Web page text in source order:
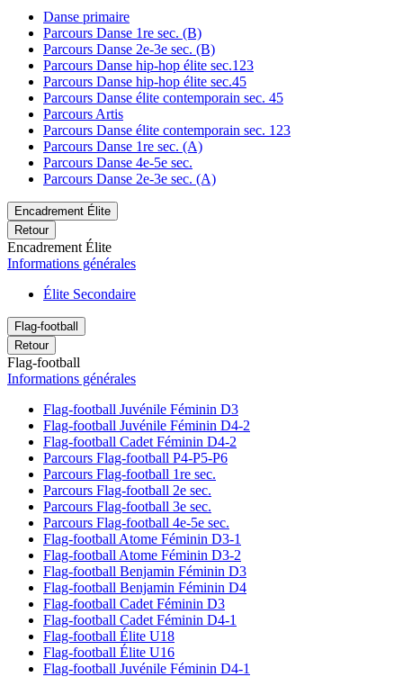
Danse primaire
Parcours Danse 1re sec. (B)
Parcours Danse 2e-3e sec. (B)
Parcours Danse hip-hop élite sec.123
Parcours Danse hip-hop élite sec.45
Parcours Danse élite contemporain sec. 45
Parcours Artis
Parcours Danse élite contemporain sec. 123
Parcours Danse 1re sec. (A)
Parcours Danse 4e-5e sec.
Parcours Danse 2e-3e sec. (A)
Encadrement Élite
Retour
Encadrement Élite
Informations générales
Élite Secondaire
Flag-football
Retour
Flag-football
Informations générales
Flag-football Juvénile Féminin D3
Flag-football Juvénile Féminin D4-2
Flag-football Cadet Féminin D4-2
Parcours Flag-football P4-P5-P6
Parcours Flag-football 1re sec.
Parcours Flag-football 2e sec.
Parcours Flag-football 3e sec.
Parcours Flag-football 4e-5e sec.
Flag-football Atome Féminin D3-1
Flag-football Atome Féminin D3-2
Flag-football Benjamin Féminin D3
Flag-football Benjamin Féminin D4
Flag-football Cadet Féminin D3
Flag-football Cadet Féminin D4-1
Flag-football Élite U18
Flag-football Élite U16
Flag-football Juvénile Féminin D4-1